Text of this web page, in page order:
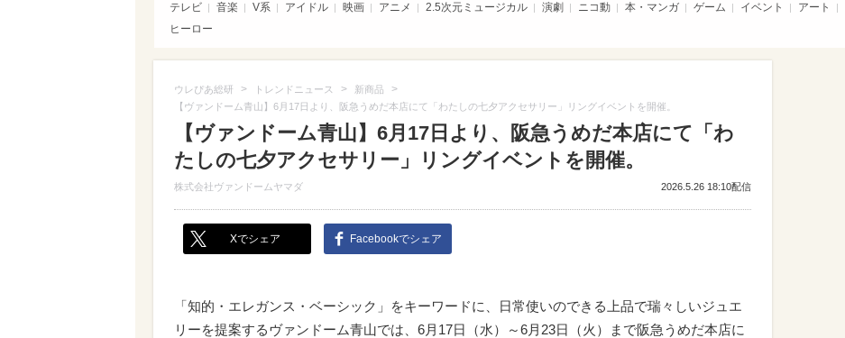
テレビ 音楽 V系 アイドル 映画 アニメ 2.5次元ミュージカル 演劇 ニコ動 本・マンガ ゲーム イベント アート
ヒーロー
ウレぴあ総研 > トレンドニュース > 新商品 >
【ヴァンドーム青山】6月17日より、阪急うめだ本店にて「わたしの七夕アクセサリー」リングイベントを開催。
【ヴァンドーム青山】6月17日より、阪急うめだ本店にて「わ
たしの七夕アクセサリー」リングイベントを開催。
株式会社ヴァンドームヤマダ 2026.5.26 18:10配信
Xでシェア Facebookでシェア
「知的・エレガンス・ベーシック」をキーワードに、日常使いのできる上品で瑞々しいジュエ
リーを提案するヴァンドーム青山では、6月17日（水）～6月23日（火）まで阪急うめだ本店に